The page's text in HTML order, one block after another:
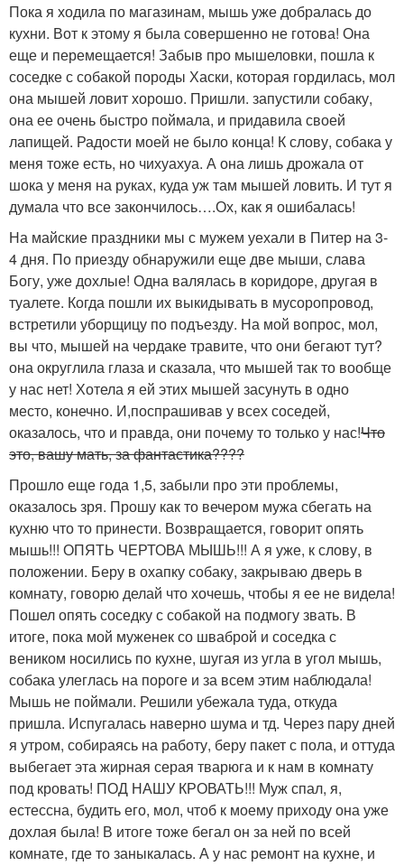
Пока я ходила по магазинам, мышь уже добралась до
кухни. Вот к этому я была совершенно не готова! Она
еще и перемещается! Забыв про мышеловки, пошла к
соседке с собакой породы Хаски, которая гордилась, мол
она мышей ловит хорошо. Пришли. запустили собаку,
она ее очень быстро поймала, и придавила своей
лапищей. Радости моей не было конца! К слову, собака у
меня тоже есть, но чихуахуа. А она лишь дрожала от
шока у меня на руках, куда уж там мышей ловить. И тут я
думала что все закончилось….Ох, как я ошибалась!
На майские праздники мы с мужем уехали в Питер на 3-
4 дня. По приезду обнаружили еще две мыши, слава
Богу, уже дохлые! Одна валялась в коридоре, другая в
туалете. Когда пошли их выкидывать в мусоропровод,
встретили уборщицу по подъезду. На мой вопрос, мол,
вы что, мышей на чердаке травите, что они бегают тут?
она округлила глаза и сказала, что мышей так то вообще
у нас нет! Хотела я ей этих мышей засунуть в одно
место, конечно. И,поспрашивав у всех соседей,
оказалось, что и правда, они почему то только у нас!Что
это, вашу мать, за фантастика????
Прошло еще года 1,5, забыли про эти проблемы,
оказалось зря. Прошу как то вечером мужа сбегать на
кухню что то принести. Возвращается, говорит опять
мышь!!! ОПЯТЬ ЧЕРТОВА МЫШЬ!!! А я уже, к слову, в
положении. Беру в охапку собаку, закрываю дверь в
комнату, говорю делай что хочешь, чтобы я ее не видела!
Пошел опять соседку с собакой на подмогу звать. В
итоге, пока мой муженек со шваброй и соседка с
веником носились по кухне, шугая из угла в угол мышь,
собака улеглась на пороге и за всем этим наблюдала!
Мышь не поймали. Решили убежала туда, откуда
пришла. Испугалась наверно шума и тд. Через пару дней
я утром, собираясь на работу, беру пакет с пола, и оттуда
выбегает эта жирная серая тварюга и к нам в комнату
под кровать! ПОД НАШУ КРОВАТЬ!!! Муж спал, я,
естессна, будить его, мол, чтоб к моему приходу она уже
дохлая была! В итоге тоже бегал он за ней по всей
комнате, где то заныкалась. А у нас ремонт на кухне, и